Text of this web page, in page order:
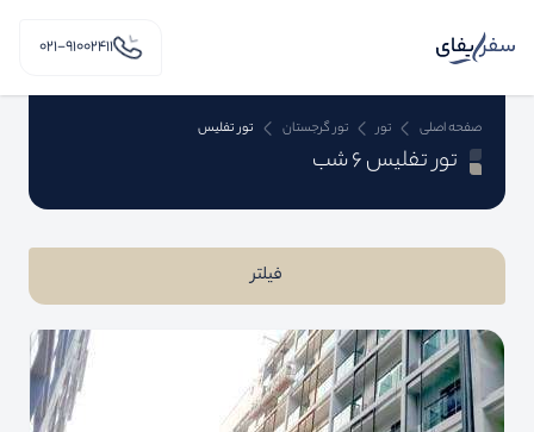
۰۲۱-91002411
صفحه اصلی تور تور گرجستان تور تفلیس
تور تفلیس 6 شب
فیلتر